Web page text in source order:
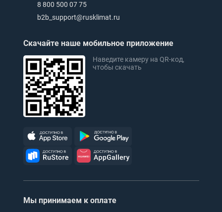
8 800 500 07 75
b2b_support@rusklimat.ru
Скачайте наше мобильное приложение
Наведите камеру на QR-код,
чтобы скачать
Мы принимаем к оплате